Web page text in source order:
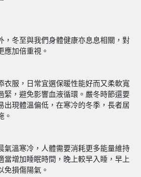
，冬至與我們身體健康亦息息相關，對
應加倍重視。
衣服，日常宜選保暖性能好而又柔軟寬
緊，避免影響血液循環。嚴冬時節還要
出現體溫偏低，在寒冷的冬季，長者居
。
氣溫寒冷，人體需要消耗更多能量維持
當增加睡眠時間，晚上較早入睡，早上
免損傷陽氣。